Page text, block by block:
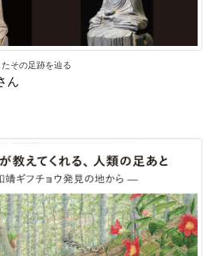
その足跡を辿る
ん